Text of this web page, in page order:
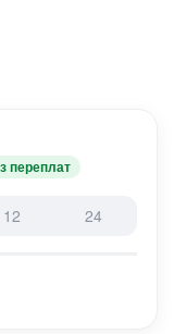
переплат
12 24